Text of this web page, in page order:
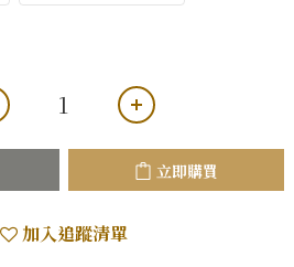
立即購買
加入追蹤清單